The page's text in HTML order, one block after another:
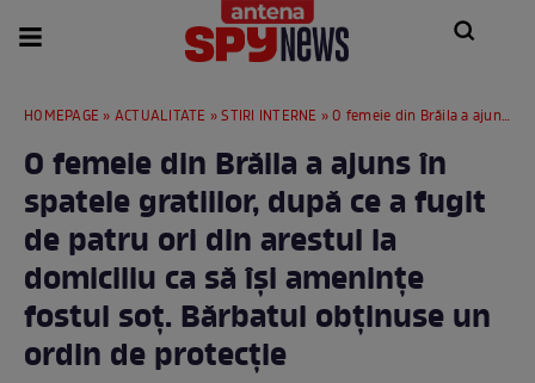
HOMEPAGE » ACTUALITATE »STIRI INTERNE » O femeie din Brăila a ajuns în spatele gratiilor, după ce a fugit de patru ori din arestul la domiciliu ca să își amenințe fostul soț. Bărbatul obținuse un ordin de protecție
O femeie din Brăila a ajuns în
spatele gratiilor, după ce a fugit
de patru ori din arestul la
domiciliu ca să își amenințe
fostul soț. Bărbatul obținuse un
ordin de protecție